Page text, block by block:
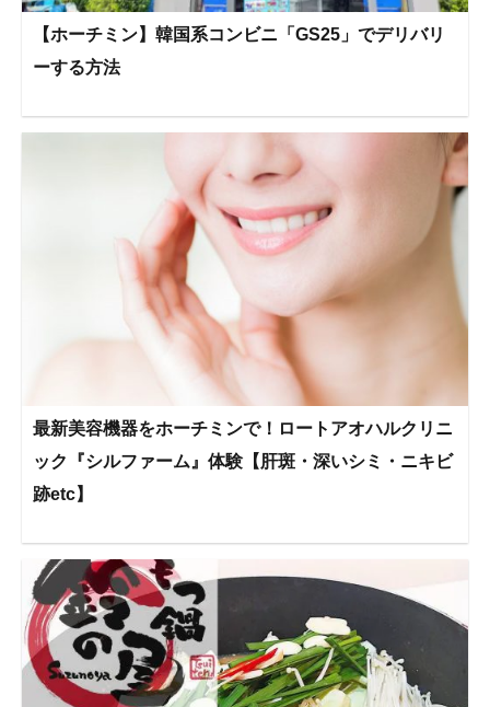
【ホーチミン】韓国系コンビニ「GS25」でデリバリ
ーする方法
最新美容機器をホーチミンで！ロートアオハルクリニ
ック『シルファーム』体験【肝斑・深いシミ・ニキビ
跡etc】